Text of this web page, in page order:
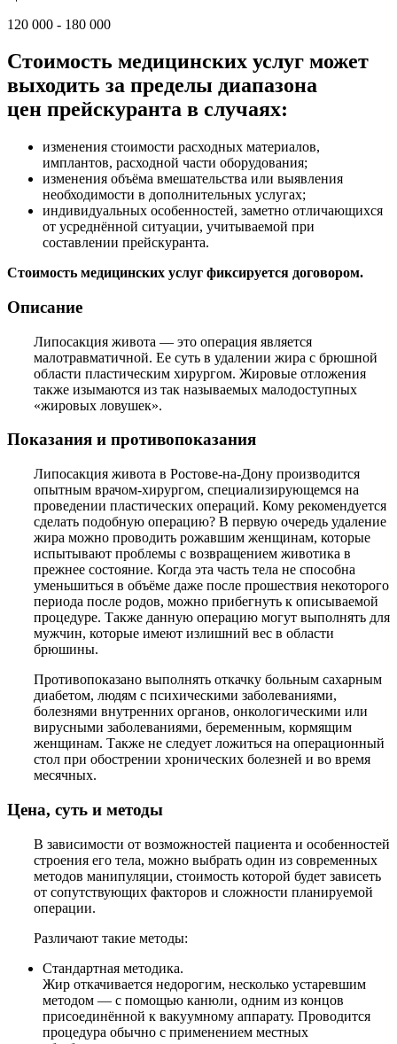
120 000 - 180 000
Стоимость медицинских услуг может
выходить за пределы диапазона
цен прейскуранта в случаях:
изменения стоимости расходных материалов,
имплантов, расходной части оборудования;
изменения объёма вмешательства или выявления
необходимости в дополнительных услугах;
индивидуальных особенностей, заметно отличающихся
от усреднённой ситуации, учитываемой при
составлении прейскуранта.
Стоимость медицинских услуг фиксируется договором.
Описание
Липосакция живота — это операция является
малотравматичной. Ее суть в удалении жира с брюшной
области пластическим хирургом. Жировые отложения
также изымаются из так называемых малодоступных
«жировых ловушек».
Показания и противопоказания
Липосакция живота в Ростове-на-Дону производится
опытным врачом-хирургом, специализирующемся на
проведении пластических операций. Кому рекомендуется
сделать подобную операцию? В первую очередь удаление
жира можно проводить рожавшим женщинам, которые
испытывают проблемы с возвращением животика в
прежнее состояние. Когда эта часть тела не способна
уменьшиться в объёме даже после прошествия некоторого
периода после родов, можно прибегнуть к описываемой
процедуре. Также данную операцию могут выполнять для
мужчин, которые имеют излишний вес в области
брюшины.
Противопоказано выполнять откачку больным сахарным
диабетом, людям с психическими заболеваниями,
болезнями внутренних органов, онкологическими или
вирусными заболеваниями, беременным, кормящим
женщинам. Также не следует ложиться на операционный
стол при обострении хронических болезней и во время
месячных.
Цена, суть и методы
В зависимости от возможностей пациента и особенностей
строения его тела, можно выбрать один из современных
методов манипуляции, стоимость которой будет зависеть
от сопутствующих факторов и сложности планируемой
операции.
Различают такие методы:
Стандартная методика.
Жир откачивается недорогим, несколько устаревшим
методом — с помощью канюли, одним из концов
присоединённой к вакуумному аппарату. Проводится
процедура обычно с применением местных